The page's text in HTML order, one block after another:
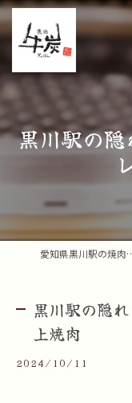
黒川駅の
愛知県黒川駅
黒川駅の隠
上焼肉
2024/10/11